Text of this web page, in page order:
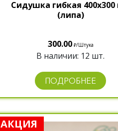
Сидушка гибкая
(липа)
300.00 ₽/Штука
В наличии: 12 шт.
ПОДРОБНЕЕ
АКЦИЯ